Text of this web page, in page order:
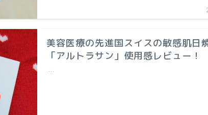
美容医療の先進国スイスの敏感肌日
「アルトラサン」使用感レビュー！
…